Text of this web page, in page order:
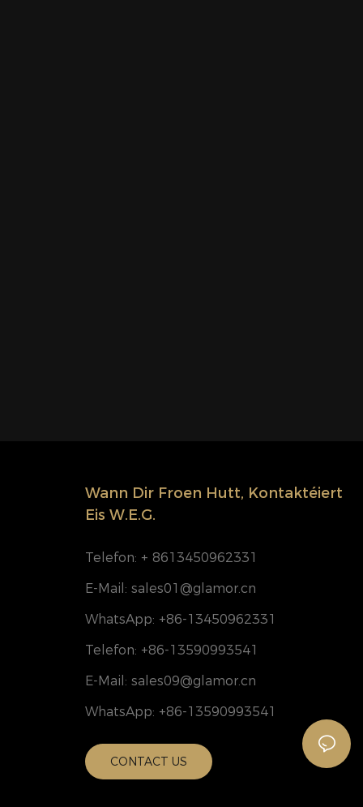
Wann Dir Froen Hutt, Kontaktéiert
Eis W.e.g.
Telefon: + 8613450962331
E-Mail: sales01@glamor.cn
WhatsApp: +86-13450962331
Telefon: +86-13590993541
E-Mail: sales09@glamor.cn
WhatsApp: +86-13590993541
CONTACT US